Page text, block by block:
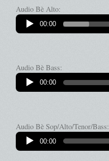
Audio Bè Alto:
00:00
Audio Bè Bass:
00:00
Audio Bè Sop/Alto/Tenor/Bass:
00:00